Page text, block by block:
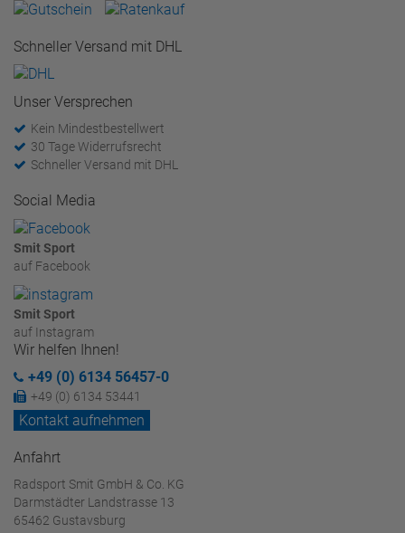
Schneller Versand mit DHL
Unser Versprechen
Kein Mindestbestellwert
30 Tage Widerrufsrecht
Schneller Versand mit DHL
Social Media
Smit Sport
auf Facebook
Smit Sport
auf Instagram
Wir helfen Ihnen!
+49 (0) 6134 56457-0
+49 (0) 6134 53441
Kontakt aufnehmen
Anfahrt
Radsport Smit GmbH & Co. KG
Darmstädter Landstrasse 13
65462 Gustavsburg